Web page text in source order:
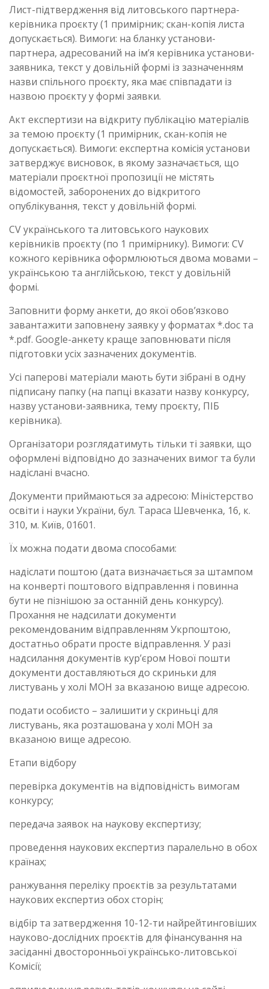
Лист-підтвердження від литовського партнера-
керівника проєкту (1 примірник; скан-копія листа
допускається). Вимоги: на бланку установи-
партнера, адресований на ім’я керівника установи-
заявника, текст у довільній формі із зазначенням
назви спільного проєкту, яка має співпадати із
назвою проєкту у формі заявки.
Акт експертизи на відкриту публікацію матеріалів
за темою проєкту (1 примірник, скан-копія не
допускається). Вимоги: експертна комісія установи
затверджує висновок, в якому зазначається, що
матеріали проєктної пропозиції не містять
відомостей, заборонених до відкритого
опублікування, текст у довільній формі.
CV українського та литовського наукових
керівників проєкту (по 1 примірнику). Вимоги: CV
кожного керівника оформлюються двома мовами –
українською та англійською, текст у довільній
формі.
Заповнити форму анкети, до якої обов’язково
завантажити заповнену заявку у форматах *.doc та
*.pdf. Google-анкету краще заповнювати після
підготовки усіх зазначених документів.
Усі паперові матеріали мають бути зібрані в одну
підписану папку (на папці вказати назву конкурсу,
назву установи-заявника, тему проєкту, ПІБ
керівника).
Організатори розглядатимуть тільки ті заявки, що
оформлені відповідно до зазначених вимог та були
надіслані вчасно.
Документи приймаються за адресою: Міністерство
освіти і науки України, бул. Тараса Шевченка, 16, к.
310, м. Київ, 01601.
Їх можна подати двома способами:
надіслати поштою (дата визначається за штампом
на конверті поштового відправлення і повинна
бути не пізнішою за останній день конкурсу).
Прохання не надсилати документи
рекомендованим відправленням Укрпоштою,
достатньо обрати просте відправлення. У разі
надсилання документів кур’єром Нової пошти
документи доставляються до скриньки для
листувань у холі МОН за вказаною вище адресою.
подати особисто – залишити у скриньці для
листувань, яка розташована у холі МОН за
вказаною вище адресою.
Етапи відбору
перевірка документів на відповідність вимогам
конкурсу;
передача заявок на наукову експертизу;
проведення наукових експертиз паралельно в обох
країнах;
ранжування переліку проєктів за результатами
наукових експертиз обох сторін;
відбір та затвердження 10-12-ти найрейтинговіших
науково-дослідних проєктів для фінансування на
засіданні двосторонньої українсько-литовської
Комісії;